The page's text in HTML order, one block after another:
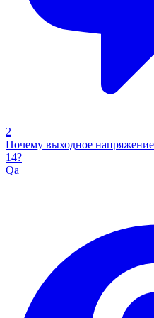
2
Почему выходное напряжение
14?
Qa